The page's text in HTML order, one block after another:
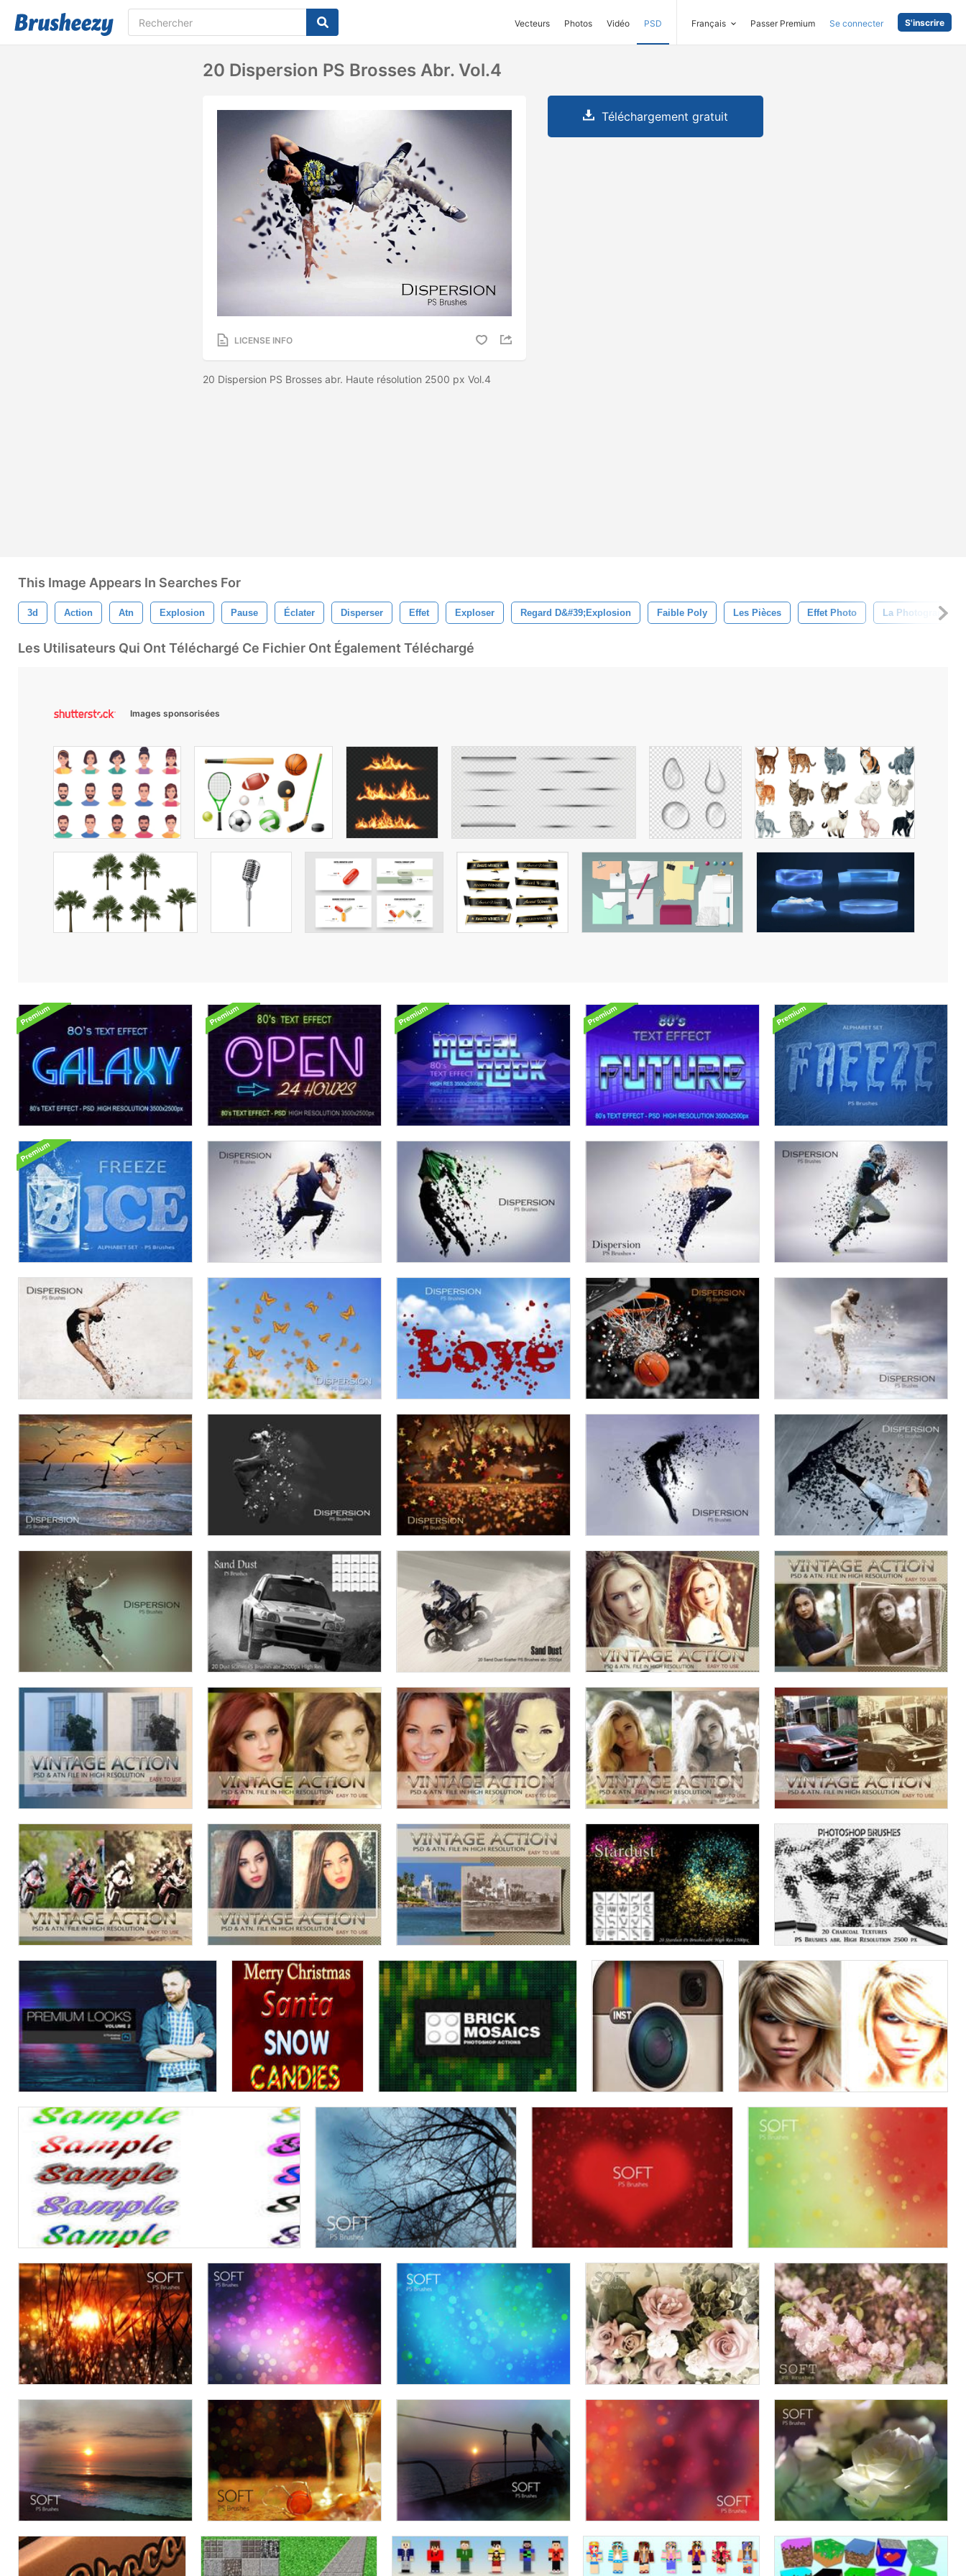
Vecteurs Photos Vidéo PSD Français Passer Premium Se connecter S'inscrire
20 Dispersion PS Brosses Abr. Vol.4
LICENSE INFO
20 Dispersion PS Brosses abr. Haute résolution 2500 px Vol.4
Téléchargement gratuit
This Image Appears In Searches For
3d Action Atn Explosion Pause Éclater Disperser Effet Exploser Regard D&#39;explosion Faible Poly Les Pièces Effet Photo La Photographie
Les Utilisateurs Qui Ont Téléchargé Ce Fichier Ont Également Téléchargé
Images sponsorisées